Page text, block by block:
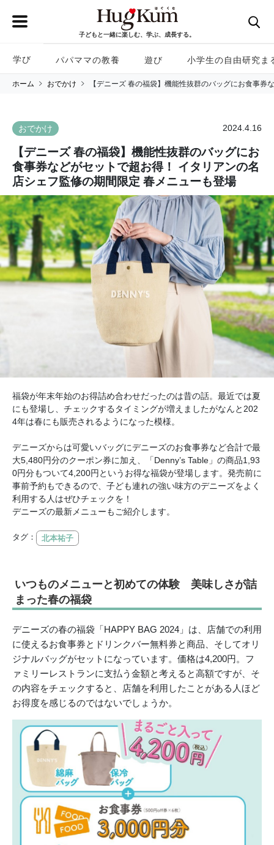
子どもと一緒に楽しむ、学ぶ、成長する。
学び パパママの教養 遊び 小学生の自由研究ま
ホーム おでかけ 【デニーズ 春の福袋】機能性抜群のバッグにお食事
おでかけ 2024.4.16
【デニーズ 春の福袋】機能性抜群のバッグにお
食事券などがセットで超お得！ イタリアンの名
店シェフ監修の期間限定 春メニューも登場
福袋が年末年始のお得詰め合わせだったのは昔の話。最近では夏
にも登場し、チェックするタイミングが増えましたがなんと202
4年は春にも販売されるようになった模様。
デニーズからは可愛いバッグにデニーズのお食事券など合計で最
大5,480円分のクーポン券に加え、「Denny’s Table」の商品1,93
0円分もついて4,200円というお得な福袋が登場します。発売前に
事前予約もできるので、子ども連れの強い味方のデニーズをよく
利用する人はぜひチェックを！
デニーズの最新メニューもご紹介します。
タグ： 北本祐子
いつものメニューと初めての体験 美味しさが詰
まった春の福袋
デニーズの春の福袋「HAPPY BAG 2024」は、店舗での利用
に使えるお食事券とドリンクバー無料券と商品、そしてオリ
ジナルバッグがセットになっています。価格は4,200円。フ
ァミリーレストランに支払う金額と考えると高額ですが、そ
の内容をチェックすると、店舗を利用したことがある人ほど
お得度を感じるのではないでしょうか。